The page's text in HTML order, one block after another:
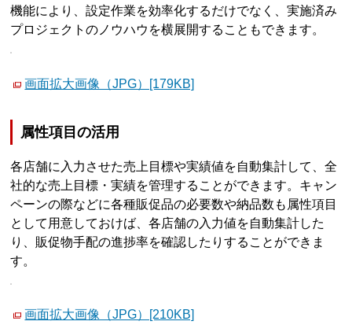
機能により、設定作業を効率化するだけでなく、実施済み
プロジェクトのノウハウを横展開することもできます。
画面拡大画像（JPG）[179KB]
属性項目の活用
各店舗に入力させた売上目標や実績値を自動集計して、全
社的な売上目標・実績を管理することができます。キャン
ペーンの際などに各種販促品の必要数や納品数も属性項目
として用意しておけば、各店舗の入力値を自動集計した
り、販促物手配の進捗率を確認したりすることができま
す。
画面拡大画像（JPG）[210KB]